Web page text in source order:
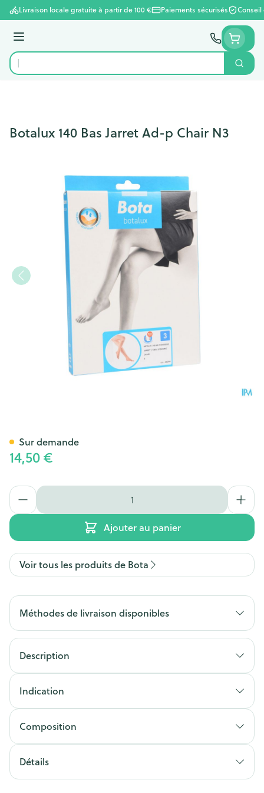
Aller au contenu
Livraison locale gratuite à partir de 100 € Paiements sécurisés
Menu
Rechercher
Botalux 140 Bas Jarret Ad-p Chair N3
14,50 €
Quantité
Ajouter au panier
Sur demande
Voir tous les produits de Bota
Méthodes de livraison disponibles
Description
Indication
Composition
Détails